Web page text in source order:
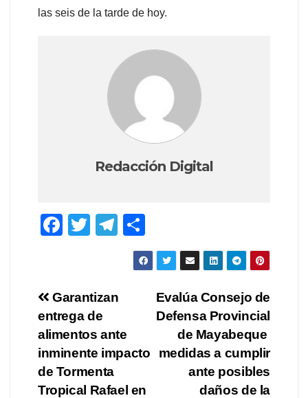
las seis de la tarde de hoy.
Redacción Digital
F
e
b
o
o
k
T
er
T
el
gr
m
o
m
p
ar
Navegación
de
entradas
Evalúa Consejo de
Defensa Provincial
de Mayabeque
medidas a cumplir
ante posibles
daños de la
Garantizan
entrega de
alimentos ante
inminente impacto
de Tormenta
Tropical Rafael en